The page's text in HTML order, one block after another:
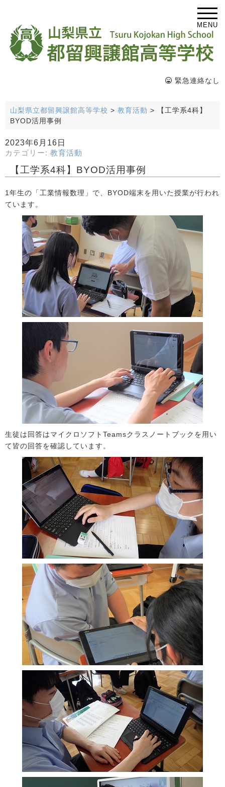
MENU
緊急連絡なし
山梨県立都留興譲館高等学校 > 教育活動 >
【工学系4科】
BYOD活用事例
2023年6月16日
カテゴリー: 教育活動
【工学系4科】BYOD活用事例
1年生の「工業情報数理」で、BYOD端末を用いた授業が行われ
ています。
生徒は回答はマイクロソフトTeamsクラスノートブックを用い
て皆の回答を確認しています。